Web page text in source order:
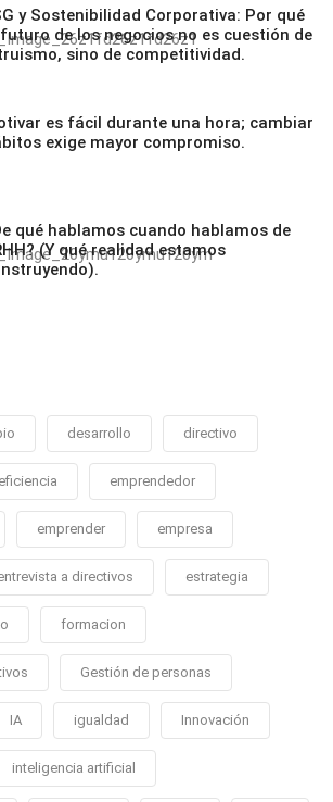
y Sostenibilidad Corporativa: Por qué
de los negocios no es cuestión de
sino de competitividad.
es fácil durante una hora; cambiar
exige mayor compromiso.
qué hablamos cuando hablamos de
(Y qué realidad estamos
desarrollo directivo
eficiencia emprendedor
emprender empresa
a directivos estrategia
formacion
Gestión de personas
IA igualdad Innovación
inteligencia artificial